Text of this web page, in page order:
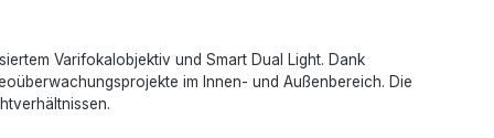
Varifokalobjektiv und Smart Dual Light. Dank
im Innen- und Außenbereich. Die